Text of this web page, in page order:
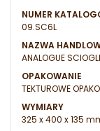
NUMER
09.SC6L
NAZWA
ANALOGUE
OPAKOWANIE
TEKTUROWE
WYMIARY
325 x 400 x 135